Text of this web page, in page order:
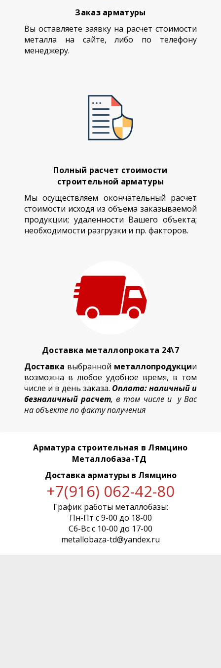
Заказ арматуры
Вы оставляете заявку на расчет стоимости
металла на сайте, либо по телефону
менеджеру.
Полный расчет стоимости
строительной арматуры
Мы осуществляем окончательный расчет
стоимости исходя из объема заказываемой
продукции; удаленности Вашего объекта;
необходимости разгрузки и пр. факторов.
Доставка металлопроката 24\7
Доставка выбранной металлопродукции
возможна в любое удобное время, в том
числе и в день заказа. Оплата: наличный и
безналичный расчет, в том числе и у Вас
на объекте по факту получения
Арматура строительная в Лямцино
Металлобаза-ТД
Доставка арматуры в Лямцино
+7(916) 062-42-80
График работы металлобазы:
Пн-Пт с 9-00 до 18-00
Сб-Вс с 10-00 до 17-00
metallobaza-td@yandex.ru